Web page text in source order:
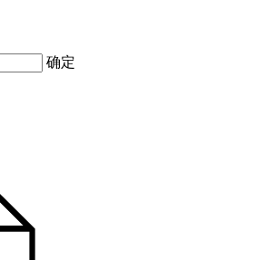
确定